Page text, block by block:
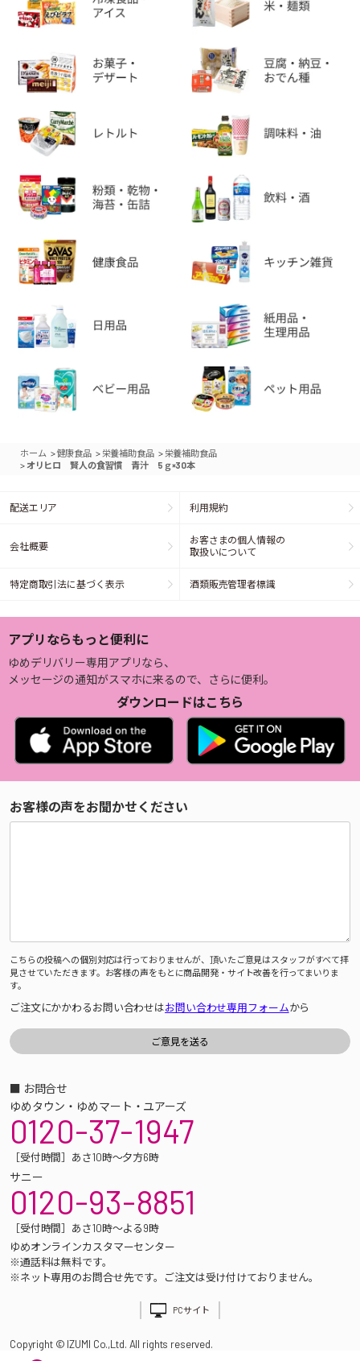
ホーム >健康食品 > 栄養補助食品 > 栄養補助食品
>オリヒロ 賢人の食習慣 青汁 5ｇ×30本
配送エリア 利用規約
会社概要
お客さまの個人情報の
取扱いについて
特定商取引法に基づく表示 酒類販売管理者標識
アプリならもっと便利に
ゆめデリバリー専用アプリなら、
メッセージの通知がスマホに来るので、さらに便利。
ダウンロードはこちら
お客様の声をお聞かせください
こちらの投稿への個別対応は行っておりませんが、頂いたご意見はスタッフがすべて拝
見させていただきます。お客様の声をもとに商品開発・サイト改善を行ってまいりま
す。
ご注文にかかわるお問い合わせはお問い合わせ専用フォームから
■ お問合せ
ゆめタウン・ゆめマート・ユアーズ
0120-37-1947
［受付時間］あさ10時～夕方6時
サニー
0120-93-8851
［受付時間］あさ10時～よる9時
ゆめオンラインカスタマーセンター
※通話料は無料です。
※ネット専用のお問合せ先です。ご注文は受け付けておりません。
PCサイト
Copyright © IZUMI Co.,Ltd. All rights reserved.